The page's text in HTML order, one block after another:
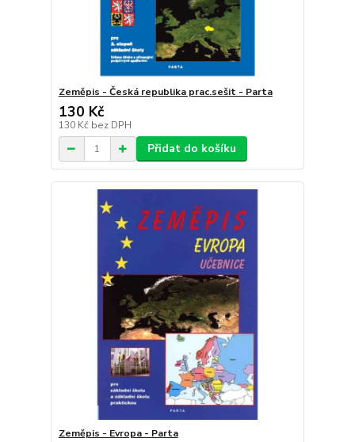
Zeměpis - Česká republika prac.sešit - Parta
130 Kč
130 Kč bez DPH
Přidat do košíku
Zeměpis - Evropa - Parta